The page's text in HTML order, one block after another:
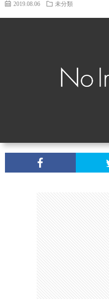
2019.08.06 未分類